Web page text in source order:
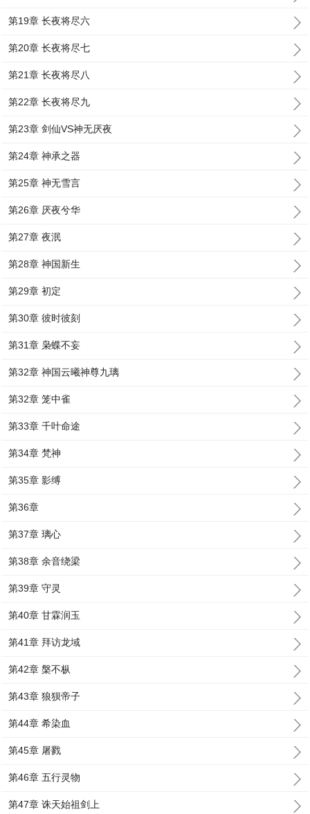
第19章 长夜将尽六
第20章 长夜将尽七
第21章 长夜将尽八
第22章 长夜将尽九
第23章 剑仙VS神无厌夜
第24章 神承之器
第25章 神无雪言
第26章 厌夜兮华
第27章 夜泯
第28章 神国新生
第29章 初定
第30章 彼时彼刻
第31章 枭蝶不妄
第32章 神国云曦神尊九璃
第32章 笼中雀
第33章 千叶命途
第34章 梵神
第35章 影缚
第36章
第37章 璃心
第38章 余音绕梁
第39章 守灵
第40章 甘霖润玉
第41章 拜访龙域
第42章 槃不枞
第43章 狼狈帝子
第44章 希染血
第45章 屠戮
第46章 五行灵物
第47章 诛天始祖剑上